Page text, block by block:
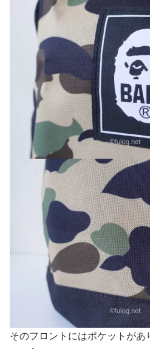
そのフロントにはポケットがあ